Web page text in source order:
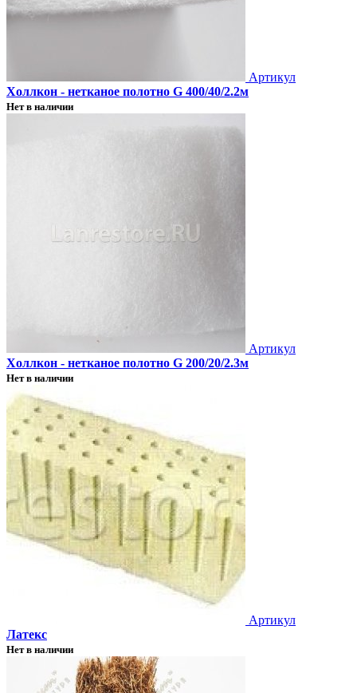
Артикул
Холлкон - нетканое полотно G 400/40/2.2м
Нет в наличии
Артикул
Холлкон - нетканое полотно G 200/20/2.3м
Нет в наличии
Артикул
Латекс
Нет в наличии